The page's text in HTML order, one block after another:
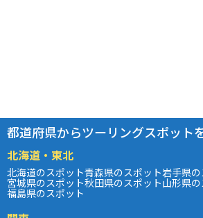
都道府県からツーリングスポット
北海道・東北
北海道のスポット青森県のスポット岩手県
宮城県のスポット秋田県のスポット山形県
福島県のスポット